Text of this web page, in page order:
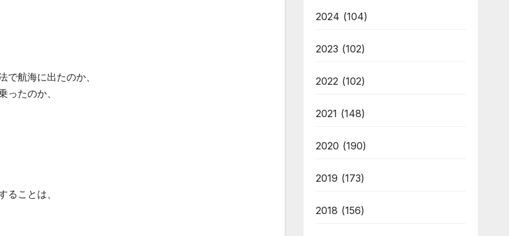
航海に出たのか、
たのか、
ことは、
2024 (104)
2023 (102)
2022 (102)
2021 (148)
2020 (190)
2019 (173)
2018 (156)